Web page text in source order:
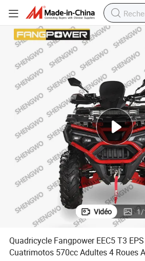
Adultes 4 Roues Atvs
Quadricycle Fangpower EEC5 T3 EPS Efi
Vidéo 1/
Quadricycle Fangpower EEC5 T3
Cuatrimotos 570cc Adultes 4 Roues